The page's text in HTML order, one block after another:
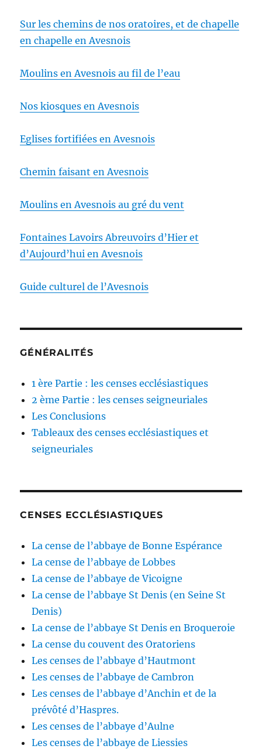
Sur les chemins de nos oratoires, et de chapelle
en chapelle en Avesnois
Moulins en Avesnois au fil de l’eau
Nos kiosques en Avesnois
Eglises fortifiées en Avesnois
Chemin faisant en Avesnois
Moulins en Avesnois au gré du vent
Fontaines Lavoirs Abreuvoirs d’Hier et
d’Aujourd’hui en Avesnois
Guide culturel de l’Avesnois
GÉNÉRALITÉS
1 ère Partie : les censes ecclésiastiques
2 ème Partie : les censes seigneuriales
Les Conclusions
Tableaux des censes ecclésiastiques et
seigneuriales
CENSES ECCLÉSIASTIQUES
La cense de l’abbaye de Bonne Espérance
La cense de l’abbaye de Lobbes
La cense de l’abbaye de Vicoigne
La cense de l’abbaye St Denis (en Seine St
Denis)
La cense de l’abbaye St Denis en Broqueroie
La cense du couvent des Oratoriens
Les censes de l’abbaye d’Hautmont
Les censes de l’abbaye de Cambron
Les censes de l’abbaye d’Anchin et de la
prévôté d’Haspres.
Les censes de l’abbaye d’Aulne
Les censes de l’abbaye de Liessies